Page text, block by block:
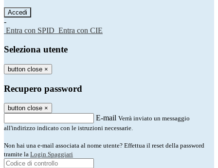
-
Entra con SPID Entra con CIE
Seleziona utente
button close ×
Recupero password
button close ×
E-mail Verrà inviato un messaggio
all'indirizzo indicato con le istruzioni necessarie.
Non hai una e-mail associata al nome utente? Effettua il reset della password
tramite la Login Spaggiari